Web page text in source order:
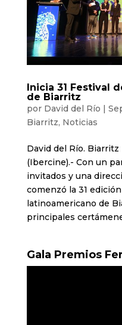
Inicia 31 Festival
de Biarritz
por David del Río |
Biarritz, Noticias
David del Río.
(Ibercine).- Con un
invitados y una
comenzó la 31
latinoamericano de
principales
Gala Premios